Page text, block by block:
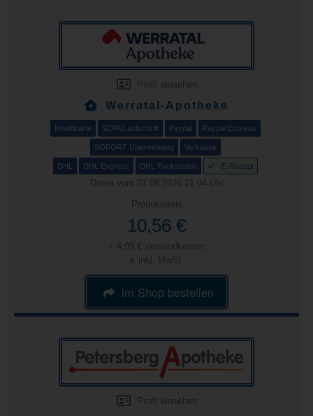
Profil einsehen
Werratal-Apotheke
Kreditkarte SEPA/Lastschrift Paypal Paypal Express
SOFORT Überweisung Vorkasse
DHL DHL Express DHL Packstation E-Rezept
Daten vom 07.08.2026 21:04 Uhr
Produktpreis
10,56 €
+ 4,99 € Versandkosten
& inkl. MwSt.
im Shop bestellen
Profil einsehen